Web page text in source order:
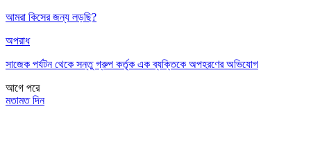
আমরা কিসের জন্য লড়ছি?
অপরাধ
সাজেক পর্যটন থেকে সন্তু গ্রুপ কর্তৃক এক ব্যক্তিকে অপহরণের অভিযোগ
আগে পরে
মতামত দিন